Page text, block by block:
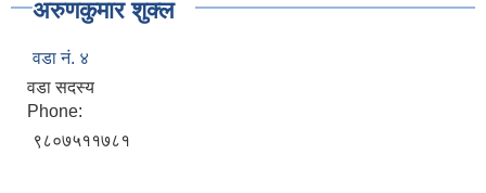
अरुणकुमार शुक्ल
वडा नं. ४
वडा सदस्य
Phone:
९८०७५११७८१